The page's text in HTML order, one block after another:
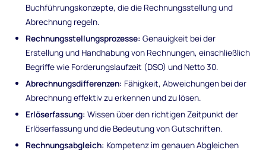
Buchführungskonzepte, die die Rechnungsstellung und
Abrechnung regeln.
Rechnungsstellungsprozesse: Genauigkeit bei der
Erstellung und Handhabung von Rechnungen, einschließlich
Begriffe wie Forderungslaufzeit (DSO) und Netto 30.
Abrechnungsdifferenzen: Fähigkeit, Abweichungen bei der
Abrechnung effektiv zu erkennen und zu lösen.
Erlöserfassung: Wissen über den richtigen Zeitpunkt der
Erlöserfassung und die Bedeutung von Gutschriften.
Rechnungsabgleich: Kompetenz im genauen Abgleichen